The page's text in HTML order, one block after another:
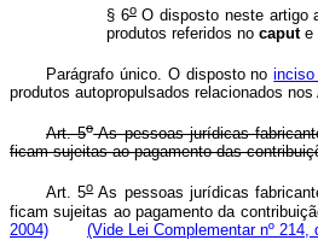
§ 6oO disposto neste artigo
produtos referidos no capute
Parágrafo único. O disposto no
produtos autopropulsados relacionados
Art. 5oAs pessoas jurídicas
ficam sujeitas ao pagamento das
Art. 5oAs pessoas jurídicas
ficam sujeitas ao pagamento da
2004)
(Vide Lei Complementar nº 214,